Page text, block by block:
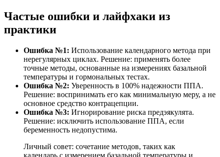
Частые ошибки и лайфхаки из
практики
Ошибка №1: Использование календарного метода при
нерегулярных циклах. Решение: применять более
точные методы, основанные на измерениях базальной
температуры и гормональных тестах.
Ошибка №2: Уверенность в 100% надежности ППА.
Решение: воспринимать его как минимальную меру, а не
основное средство контрацепции.
Ошибка №3: Игнорирование риска предэякулята.
Решение: исключить использование ППА, если
беременность недопустима.
Личный совет: сочетание методов, таких как
календарь с измерением базальной температуры и